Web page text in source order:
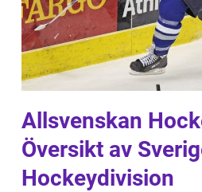
Allsvenskan
Översikt av
Hockeydivision